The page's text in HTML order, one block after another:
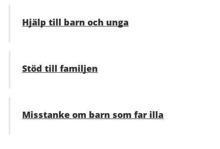
Hjälp till barn och unga
Stöd till familjen
Misstanke om barn som far illa